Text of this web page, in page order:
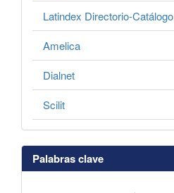
Latindex Directorio-Catálogo
Amelica
Dialnet
Scilit
Palabras clave